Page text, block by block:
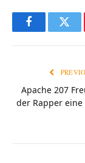
Facebook
Apache 207
der Rapper eine